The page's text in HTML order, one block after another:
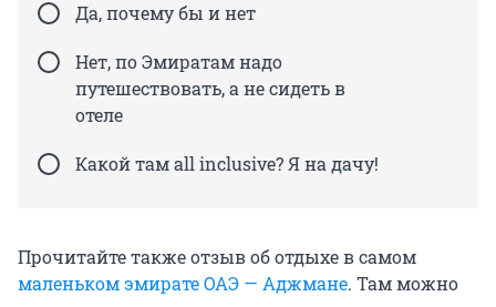
Да, почему бы и нет
Нет, по Эмиратам надо
путешествовать, а не сидеть в
отеле
Какой там all inclusive? Я на дачу!
Прочитайте также отзыв об отдыхе в самом
маленьком эмирате ОАЭ — Аджмане. Там можно